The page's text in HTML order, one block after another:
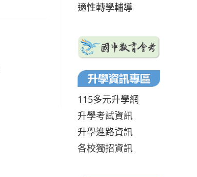
適性轉學輔導
115多元升學網
升學考試資訊
升學進路資訊
各校獨招資訊